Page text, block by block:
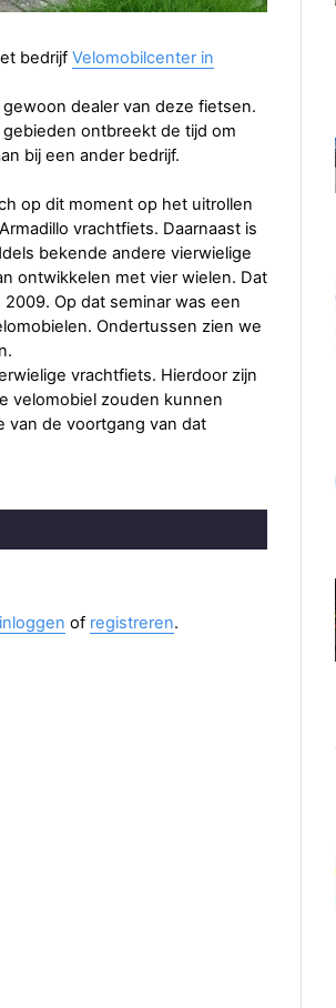
bedrijf Velomobilcenter in
dealer van deze fietsen.
ontbreekt de tijd om
bij een ander bedrijf.
op dit moment op het uitrollen
vrachtfiets. Daarnaast is
bekende andere vierwielige
ontwikkelen met vier wielen. Dat
2009. Op dat seminar was een
Ondertussen zien we
vrachtfiets. Hierdoor zijn
velomobiel zouden kunnen
van de voortgang van dat
inloggen of registreren.